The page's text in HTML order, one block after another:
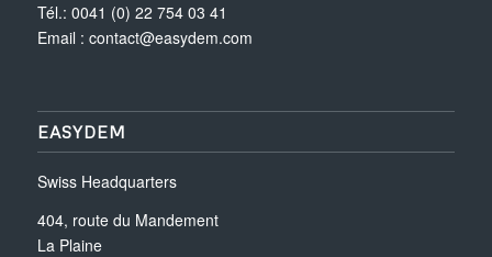
Tél.: 0041 (0) 22 754 03 41
Email : contact@easydem.com
EASYDEM
Swiss Headquarters
404, route du Mandement
La Plaine